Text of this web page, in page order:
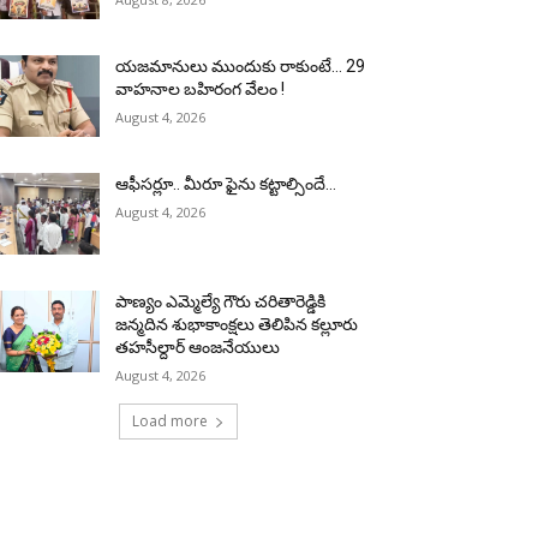
యజమానులు ముందుకు రాకుంటే… 29
వాహనాల బహిరంగ వేలం !
August 4, 2026
ఆఫీసర్లూ.. మీరూ ఫైను కట్టాల్సిందే…
August 4, 2026
పాణ్యం ఎమ్మెల్యే గౌరు చరితారెడ్డికి
జన్మదిన శుభాకాంక్షలు తెలిపిన కల్లూరు
తహసీల్దార్ ఆంజనేయులు
August 4, 2026
Load more